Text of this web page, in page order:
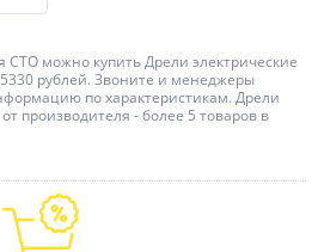
СТО можно купить Дрели электрические
рублей. Звоните и менеджеры
по характеристикам. Дрели
производителя - более 5 товаров в